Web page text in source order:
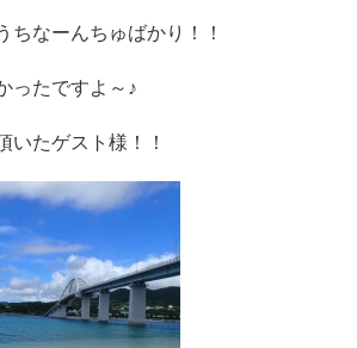
ちなーんちゅばかり！！
ったですよ～♪
いたゲスト様！！